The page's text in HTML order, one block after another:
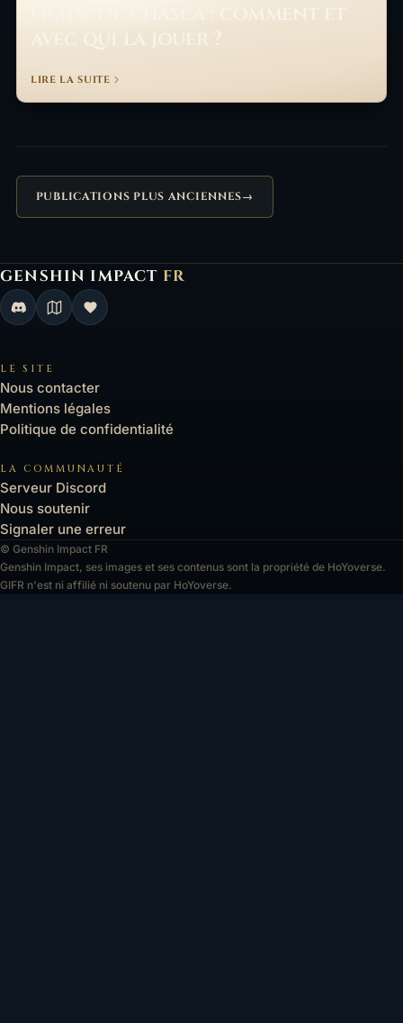
Guide de Chasca : comment et
avec qui la jouer ?
LIRE LA SUITE
PUBLICATIONS PLUS ANCIENNES→
GENSHIN IMPACT FR
Genshin Impact FR, retour à l'accueil
LE SITE
Nous contacter
Mentions légales
Politique de confidentialité
LA COMMUNAUTÉ
Serveur Discord
Nous soutenir
Signaler une erreur
© Genshin Impact FR
Genshin Impact, ses images et ses contenus sont la propriété de HoYoverse.
GIFR n'est ni affilié ni soutenu par HoYoverse.